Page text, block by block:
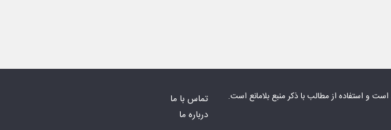
است و استفاده از مطالب با ذکر منبع بلامانع است.
تماس با ما
درباره ما